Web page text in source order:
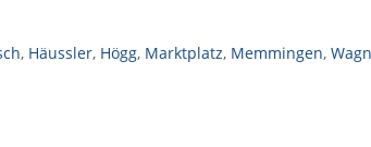
, Häussler, Högg, Marktplatz, Memmingen,